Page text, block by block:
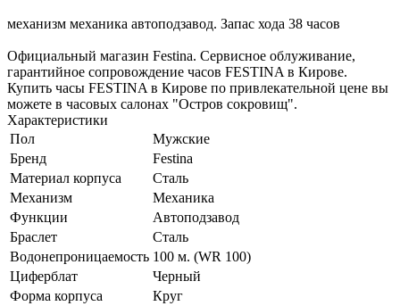
механизм механика автоподзавод. Запас хода 38 часов
Официальный магазин Festina. Сервисное облуживание,
гарантийное сопровождение часов FESTINA в Кирове.
Купить часы FESTINA в Кирове по привлекательной цене вы
можете в часовых салонах "Остров сокровищ".
Характеристики
Пол
Мужские
Бренд
Festina
Материал корпуса
Сталь
Механизм
Механика
Функции
Автоподзавод
Браслет
Сталь
Водонепроницаемость 100 м. (WR 100)
Циферблат
Черный
Форма корпуса
Круг